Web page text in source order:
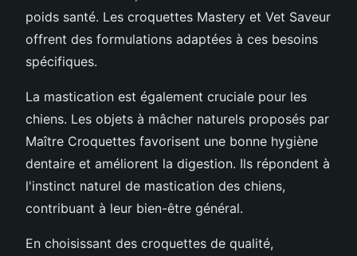
poids santé. Les croquettes Mastery et Vet Saveur
offrent des formulations adaptées à ces besoins
spécifiques.
La mastication est également cruciale pour les
chiens. Les objets à mâcher naturels proposés par
Maître Croquettes favorisent une bonne hygiène
dentaire et améliorent la digestion. Ils répondent à
l'instinct naturel de mastication des chiens,
contribuant à leur bien-être général.
En choisissant des croquettes de qualité,